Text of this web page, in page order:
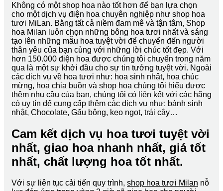
Không có một shop hoa nào tốt hơn để bạn lựa chọn
cho một dịch vụ điện hoa chuyên nghiệp như shop hoa
tươi MiLan. Bằng tất cả niềm đam mê và tận tâm, Shop
hoa Milan luôn chọn những bông hoa tươi nhất và sáng
tạo lên những mẫu hoa tuyệt vời để chuyển đến người
thân yêu của bạn cùng với những lời chúc tốt đẹp. Với
hơn 150.000 điện hoa được chúng tôi chuyển trong năm
qua là một sự khởi đầu cho sự tin tưởng tuyệt vời. Ngoài
các dịch vụ về hoa tươi như: hoa sinh nhật, hoa chúc
mừng, hoa chia buồn và shop hoa chúng tôi hiểu được
thêm nhu cầu của bạn, chúng tôi có liên kết với các hãng
có uy tín để cung cấp thêm các dịch vụ như: bánh sinh
nhật, Chocolate, Gấu bông, kẹo ngọt, trái cây…
Cam kết dịch vụ hoa tươi tuyệt vời
nhất, giao hoa nhanh nhất, giá tốt
nhất, chất lượng hoa tốt nhất.
Với sự liên tục cải tiến quy trình, shop hoa tươi Milan nỗ